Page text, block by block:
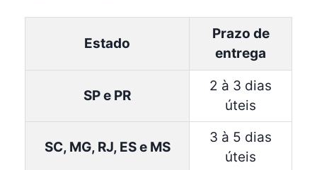
Estado
Prazo de
entrega
SP e PR
2 à 3 dias
úteis
SC, MG, RJ, ES e MS
3 à 5 dias
úteis